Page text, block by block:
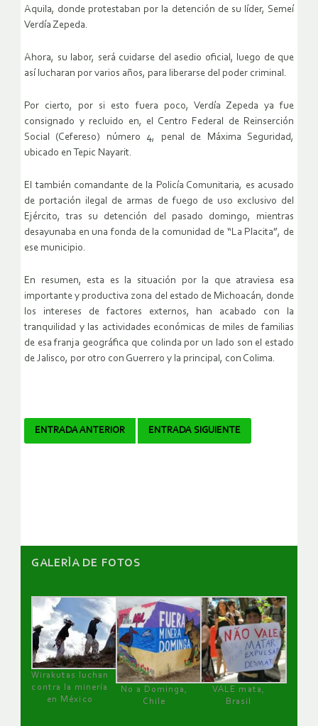
Aquila, donde protestaban por la detención de su líder, Semeí
Verdía Zepeda.
Ahora, su labor, será cuidarse del asedio oficial, luego de que
así lucharan por varios años, para liberarse del poder criminal.
Por cierto, por si esto fuera poco, Verdía Zepeda ya fue
consignado y recluido en, el Centro Federal de Reinserción
Social (Cefereso) número 4, penal de Máxima Seguridad,
ubicado en Tepic Nayarit.
El también comandante de la Policía Comunitaria, es acusado
de portación ilegal de armas de fuego de uso exclusivo del
Ejército, tras su detención del pasado domingo, mientras
desayunaba en una fonda de la comunidad de “La Placita”, de
ese municipio.
En resumen, esta es la situación por la que atraviesa esa
importante y productiva zona del estado de Michoacán, donde
los intereses de factores externos, han acabado con la
tranquilidad y las actividades económicas de miles de familias
de esa franja geográfica que colinda por un lado son el estado
de Jalisco, por otro con Guerrero y la principal, con Colima.
Navegador
ENTRADA ANTERIOR ENTRADA SIGUIENTE
GALERÌA DE FOTOS
Wirakutas luchan
contra la minería
en México
No a Dominga,
Chile
VALE mata,
Brasil